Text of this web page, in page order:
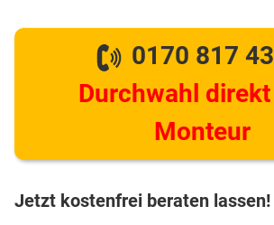
0170 817
Durchwahl
Monteur
Jetzt kostenfrei beraten lassen!